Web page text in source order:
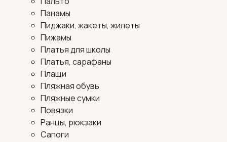
Панамы
Пиджаки, жакеты, жилеты
Пижамы
Платья для школы
Платья, сарафаны
Плащи
Пляжная обувь
Пляжные сумки
Повязки
Ранцы, рюкзаки
Сапоги